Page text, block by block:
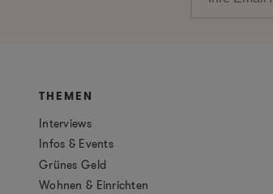
THEMEN
Interviews
Infos & Events
Grünes Geld
Wohnen & Einrichten